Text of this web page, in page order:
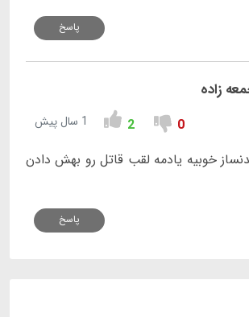
پاسخ
زاده
0
2 1 سال پیش
بدنساز خوبیه یادمه لقب قاتل رو بهش دادن
پاسخ